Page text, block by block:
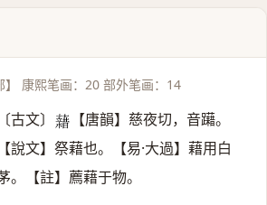
】 康熙笔画：20 部外笔画：14
〔古文〕 𧃫
【唐韻】慈夜切，音躤。
【說文】祭藉也。【易·大過】藉用白
。【註】薦藉于物。